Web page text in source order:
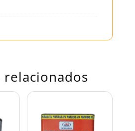
relacionados